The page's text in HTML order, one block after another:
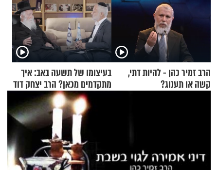
הרב זמיר כהן - להיות דתי,
קשה או תענוג?
בעיצומו של תשעה באב: איך
מתקדמים מכאן? הרב יצחק דוד
גרוסמן בשיחה מיוחדת